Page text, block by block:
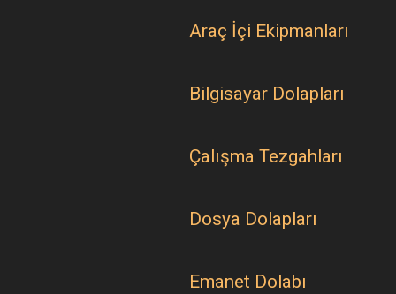
Araç İçi Ekipmanları
Bilgisayar Dolapları
Çalışma Tezgahları
Dosya Dolapları
Emanet Dolabı